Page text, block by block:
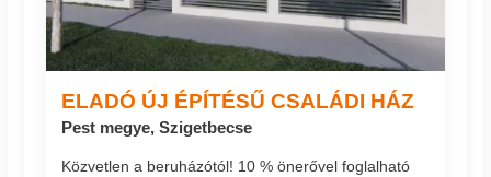
ELADÓ ÚJ ÉPÍTÉSŰ CSALÁDI HÁZ
Pest megye, Szigetbecse
Közvetlen a beruházótól! 10 % önerővel foglalható